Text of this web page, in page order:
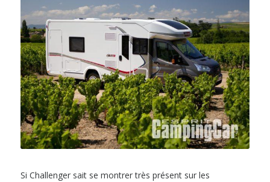
Si Challenger sait se montrer très présent sur les